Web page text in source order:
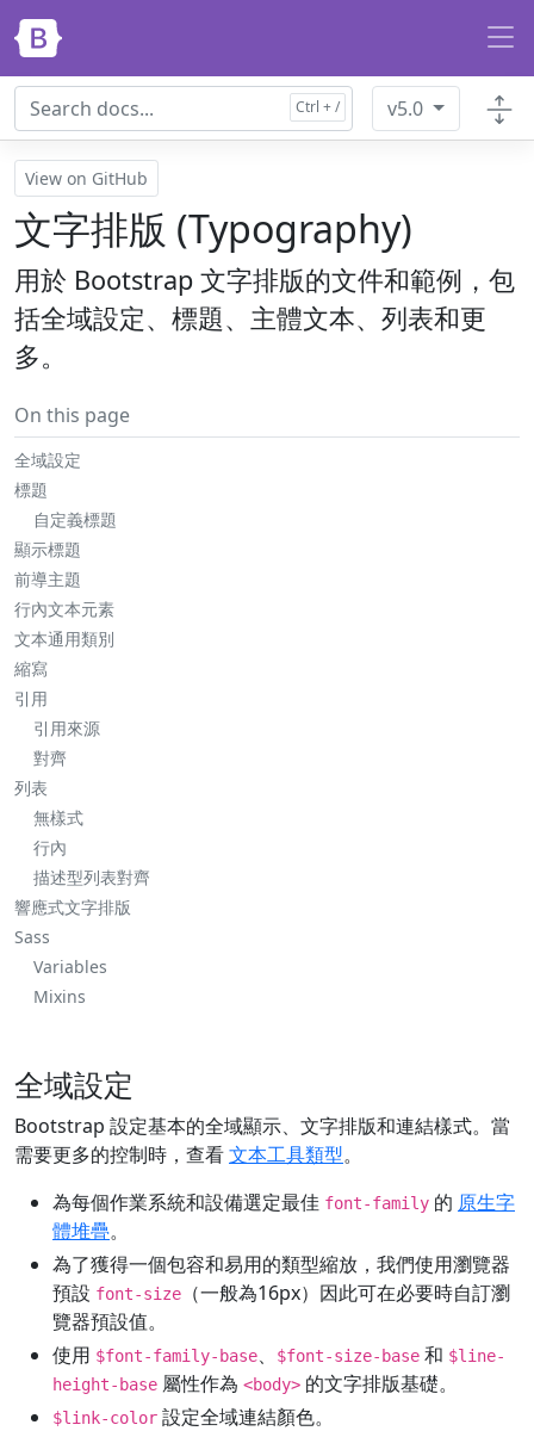
Skip to main content
v5.0
View on GitHub
文字排版 (Typography)
用於 Bootstrap 文字排版的文件和範例，包
括全域設定、標題、主體文本、列表和更
多。
On this page
全域設定
標題
自定義標題
顯示標題
前導主題
行內文本元素
文本通用類別
縮寫
引用
引用來源
對齊
列表
無樣式
行內
描述型列表對齊
響應式文字排版
Sass
Variables
Mixins
全域設定
Bootstrap 設定基本的全域顯示、文字排版和連結樣式。當
需要更多的控制時，查看文本工具類型。
為每個作業系統和設備選定最佳 font-family 的 原生字
體堆疊。
為了獲得一個包容和易用的類型縮放，我們使用瀏覽器
預設 font-size
（一般為16px）因此可在必要時自訂瀏
覽器預設值。
使用 $font-family-base、 $font-size-base 和 $line-
height-base 屬性作為 <body> 的文字排版基礎。
$link-color 設定全域連結顏色。